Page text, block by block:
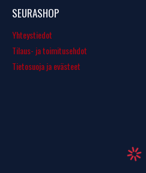
SEURASHOP
Yhteystiedot
Tilaus- ja toimitusehdot
Tietosuoja ja evästeet